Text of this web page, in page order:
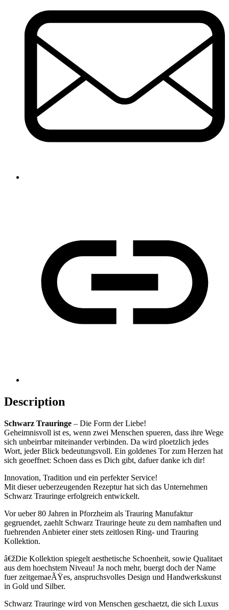
Description
Schwarz Trauringe – Die Form der Liebe!
Geheimnisvoll ist es, wenn zwei Menschen spueren, dass ihre Wege
sich unbeirrbar miteinander verbinden. Da wird ploetzlich jedes
Wort, jeder Blick bedeutungsvoll. Ein goldenes Tor zum Herzen hat
sich geoeffnet: Schoen dass es Dich gibt, dafuer danke ich dir!
Innovation, Tradition und ein perfekter Service!
Mit dieser ueberzeugenden Rezeptur hat sich das Unternehmen
Schwarz Trauringe erfolgreich entwickelt.
Vor ueber 80 Jahren in Pforzheim als Trauring Manufaktur
gegruendet, zaehlt Schwarz Trauringe heute zu dem namhaften und
fuehrenden Anbieter einer stets zeitlosen Ring- und Trauring
Kollektion.
â€žDie Kollektion spiegelt aesthetische Schoenheit, sowie Qualitaet
aus dem hoechstem Niveau! Ja noch mehr, buergt doch der Name
fuer zeitgemaeÃŸes, anspruchsvolles Design und Handwerkskunst
in Gold und Silber.
Schwarz Trauringe wird von Menschen geschaetzt, die sich Luxus